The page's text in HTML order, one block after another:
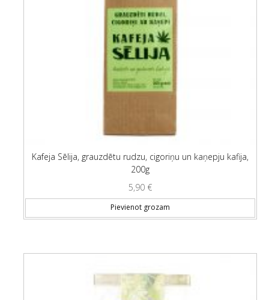
Kafeja Sēlija, grauzdētu rudzu, cigoriņu un kaņepju kafija,
200g
5,90 €
Pievienot grozam